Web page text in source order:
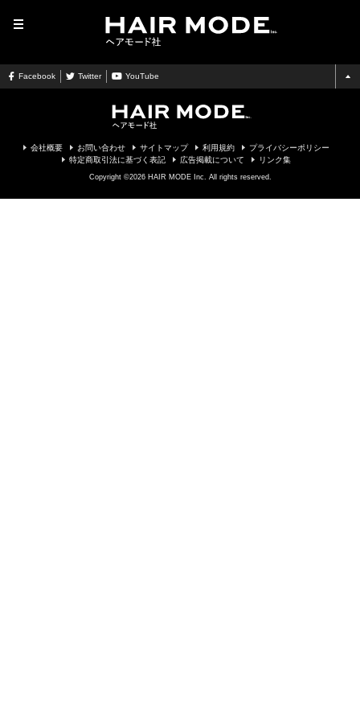
Facebook Twitter YouTube
会社概要 お問い合わせ サイトマップ 利用規約
プライバシーポリシー
特定商取引法に基づく表記
広告掲載について リンク集
Copyright ©2026 HAIR MODE Inc. All rights reserved.